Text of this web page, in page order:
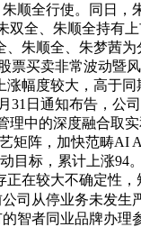
全行使。同日
全、朱顺全持有
朱顺全、朱梦茜
买卖非常波动暨
幅度较大，高于
日通知布告，
中的深度融合
阵，加快范畴AI
目标，累计上涨
在较大不确定性
司从停业务未发生
者同业品牌办